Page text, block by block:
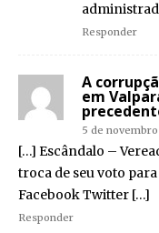
Responder
A
em
5 de novembro
[…] Escândalo –
troca de seu voto
Facebook Twitter […]
Responder